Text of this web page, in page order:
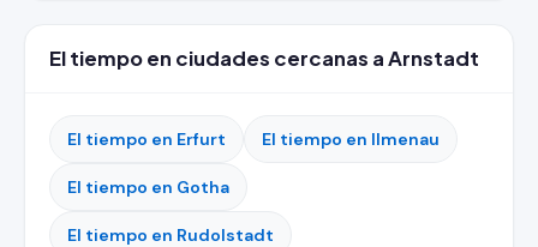
El tiempo en ciudades cercanas a Arnstadt
El tiempo en Erfurt El tiempo en Ilmenau
El tiempo en Gotha
El tiempo en Rudolstadt